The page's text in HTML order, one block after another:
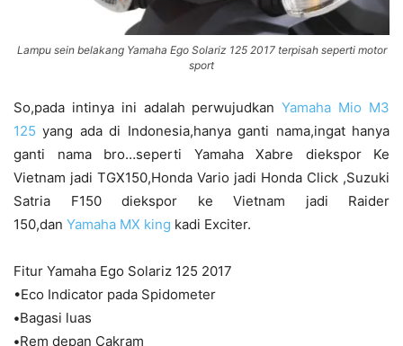
Lampu sein belakang Yamaha Ego Solariz 125 2017 terpisah seperti motor
sport
So,pada intinya ini adalah perwujudkanYamaha Mio M3
125 yang ada di Indonesia,hanya ganti nama,ingat hanya
ganti nama bro…seperti Yamaha Xabre diekspor Ke
Vietnam jadi TGX150,Honda Vario jadi Honda Click ,Suzuki
Satria F150 diekspor ke Vietnam jadi Raider
150,dan Yamaha MX king kadi Exciter.
Fitur Yamaha Ego Solariz 125 2017
•Eco Indicator pada Spidometer
•Bagasi luas
•Rem depan Cakram